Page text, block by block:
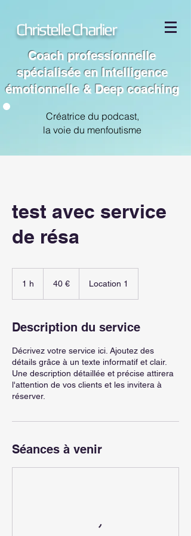
Christelle Charlier
Coach professionnelle
spécialisée en Intelligence
émotionnelle & Deep coaching
Créatrice du podcast,
la voie du menfoutisme
test avec service
de résa
1 h 40 € Location 1
Description du service
Décrivez votre service ici. Ajoutez des
détails grâce à un texte informatif et clair.
Une description détaillée et précise attirera
l'attention de vos clients et les invitera à
réserver.
Séances à venir